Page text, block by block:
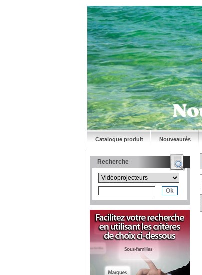
Catalogue produit Nouveautés
Recherche